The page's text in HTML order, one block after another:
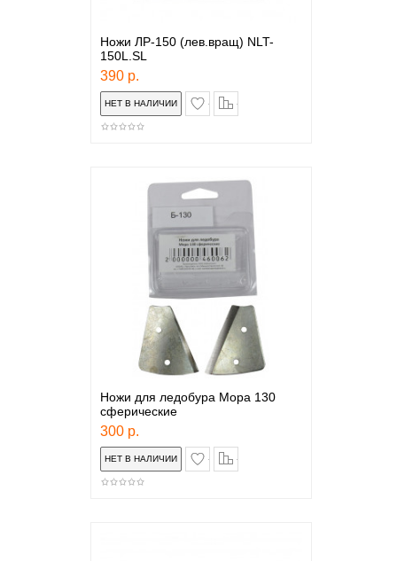
Ножи ЛР-150 (лев.вращ) NLT-
150L.SL
390 р.
в закладки
Ножи для ледобура Мора 130
сферические
300 р.
в закладки